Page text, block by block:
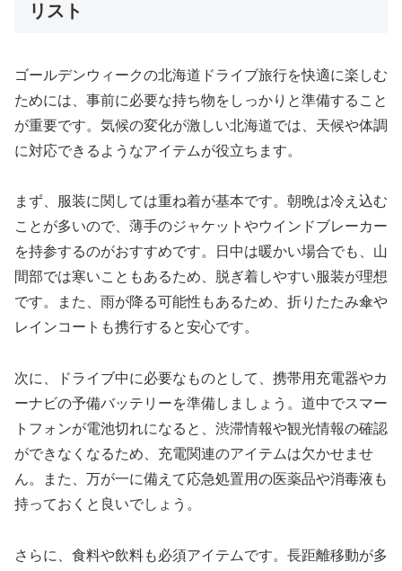
リスト
ゴールデンウィークの北海道ドライブ旅行を快適に楽しむ
ためには、事前に必要な持ち物をしっかりと準備すること
が重要です。気候の変化が激しい北海道では、天候や体調
に対応できるようなアイテムが役立ちます。
まず、服装に関しては重ね着が基本です。朝晩は冷え込む
ことが多いので、薄手のジャケットやウインドブレーカー
を持参するのがおすすめです。日中は暖かい場合でも、山
間部では寒いこともあるため、脱ぎ着しやすい服装が理想
です。また、雨が降る可能性もあるため、折りたたみ傘や
レインコートも携行すると安心です。
次に、ドライブ中に必要なものとして、携帯用充電器やカ
ーナビの予備バッテリーを準備しましょう。道中でスマー
トフォンが電池切れになると、渋滞情報や観光情報の確認
ができなくなるため、充電関連のアイテムは欠かせませ
ん。また、万が一に備えて応急処置用の医薬品や消毒液も
持っておくと良いでしょう。
さらに、食料や飲料も必須アイテムです。長距離移動が多